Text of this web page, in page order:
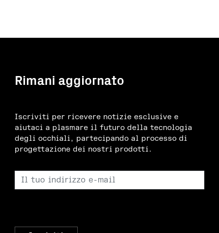
Rimani aggiornato
Iscriviti per ricevere notizie esclusive e
aiutaci a plasmare il futuro della tecnologia
degli occhiali, partecipando al processo di
progettazione dei nostri prodotti.